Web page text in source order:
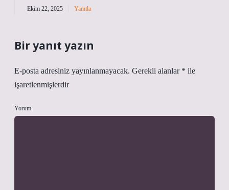
Ekim 22, 2025 Yanıtla
Bir yanıt yazın
E-posta adresiniz yayınlanmayacak. Gerekli alanlar * ile
işaretlenmişlerdir
Yorum